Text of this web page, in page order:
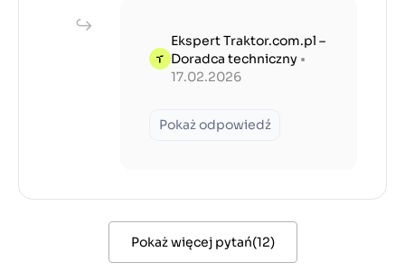
Ekspert Traktor.com.pl –
Doradca techniczny •
17.02.2026
Pokaż odpowiedź
Pokaż więcej pytań(12)